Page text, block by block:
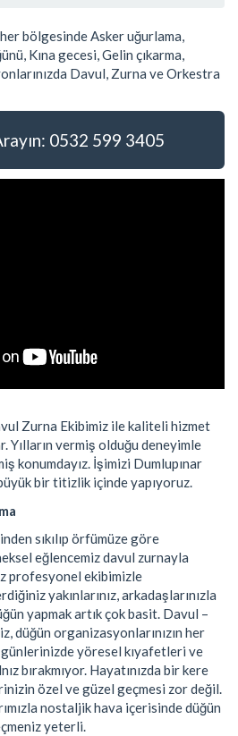
bölgesinde Asker uğurlama,
Kına gecesi, Gelin çıkarma,
Davul, Zurna ve Orkestra
0532 599 3405
Zurna Ekibimiz ile kaliteli hizmet
Yılların vermiş olduğu deneyimle
konumdayız. İşimizi Dumlupınar
bir titizlik içinde yapıyoruz.
sıkılıp örfümüze göre
eğlencemiz davul zurnayla
profesyonel ekibimizle
yakınlarınız, arkadaşlarınızla
yapmak artık çok basit. Davul –
düğün organizasyonlarınızın her
günlerinizde yöresel kıyafetleri ve
bırakmıyor. Hayatınızda bir kere
özel ve güzel geçmesi zor değil.
nostaljik hava içerisinde düğün
yeterli.